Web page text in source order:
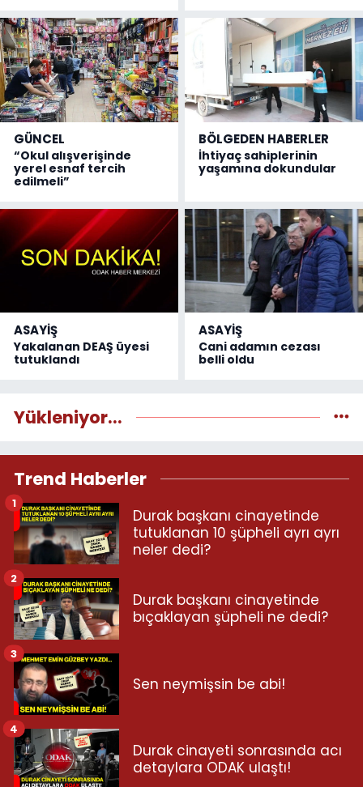
GÜNCEL
“Okul alışverişinde
yerel esnaf tercih
edilmeli”
BÖLGEDEN HABERLER
İhtiyaç sahiplerinin
yaşamına dokundular
ASAYİŞ
Yakalanan DEAŞ üyesi
tutuklandı
ASAYİŞ
Cani adamın cezası
belli oldu
Yükleniyor...
Trend Haberler
Durak başkanı cinayetinde
tutuklanan 10 şüpheli ayrı ayrı
neler dedi?
1
Durak başkanı cinayetinde
bıçaklayan şüpheli ne dedi?
2
Sen neymişsin be abi!
3
Durak cinayeti sonrasında acı
detaylara ODAK ulaştı!
4